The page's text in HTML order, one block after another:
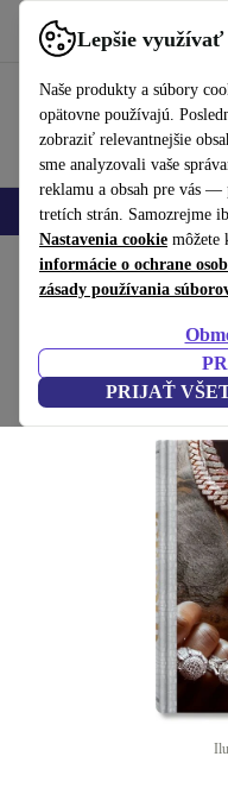
Lepšie
Naše produkty a súbory
opätovne používajú.
zobraziť relevantnejšie
sme analyzovali vaše
reklamu a obsah pre vás —
tretích strán. Samozrejme
Nastavenia cookie môžete
informácie o ochrane
zásady používania
PRIJAŤ
používať refurbed rýchlo a
Mobilné telefóny Laptopy
Domov Produkty Domácnosť
Ice Cold. A Hip-
biela
(Zbieranie recenzií)